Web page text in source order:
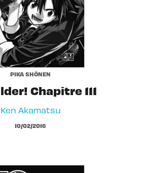
PIKA SHÔNEN
Chapitre 111
Ken Akamatsu
10/02/2016